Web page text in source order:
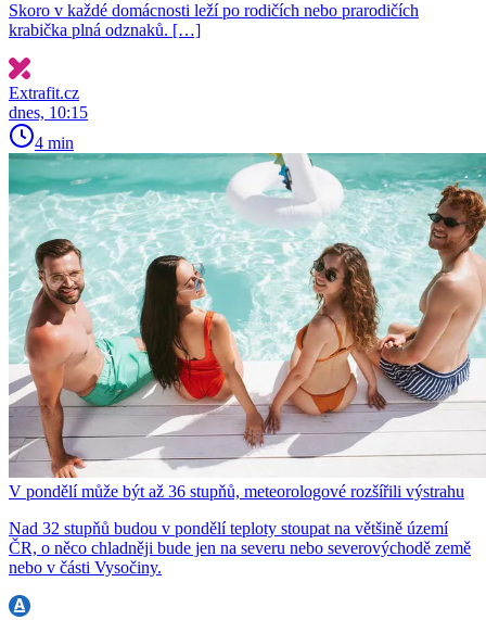
Skoro v každé domácnosti leží po rodičích nebo prarodičích
krabička plná odznaků. […]
Extrafit.cz
dnes, 10:15
4 min
V pondělí může být až 36 stupňů, meteorologové rozšířili výstrahu
Nad 32 stupňů budou v pondělí teploty stoupat na většině území
ČR, o něco chladněji bude jen na severu nebo severovýchodě země
nebo v části Vysočiny.